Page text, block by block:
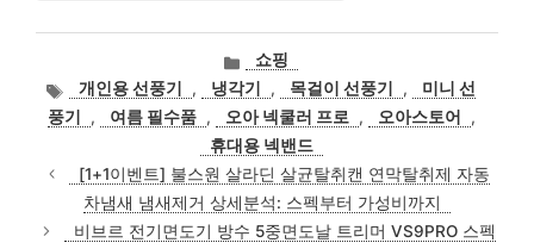
카
테
고
리
쇼핑
태
그
개인용 선풍기 , 냉각기 , 목걸이 선풍기 ,
미니 선
풍기
, 여름 필수품 , 오아 넥쿨러 프로 , 오아스토어
,
휴대용 넥밴드
[1+1이벤트] 불스원 살라딘 살균탈취캔 연막탈취제 자동
차냄새 냄새제거 상세분석: 스펙부터 가성비까지
비브르 전기면도기 방수 5중면도날 트리머 VS9PRO 스펙